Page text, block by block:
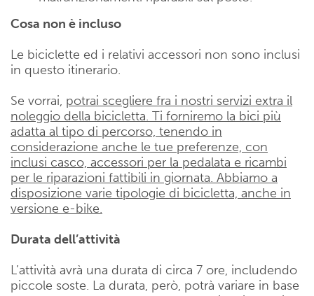
Cosa non è incluso
Le biciclette ed i relativi accessori non sono inclusi
in questo itinerario.
Se vorrai, potrai scegliere fra i nostri servizi extra il
noleggio della bicicletta. Ti forniremo la bici più
adatta al tipo di percorso, tenendo in
considerazione anche le tue preferenze, con
inclusi casco, accessori per la pedalata e ricambi
per le riparazioni fattibili in giornata. Abbiamo a
disposizione varie tipologie di bicicletta, anche in
versione e-bike.
Durata dell’attività
L’attività avrà una durata di circa 7 ore, includendo
piccole soste. La durata, però, potrà variare in base